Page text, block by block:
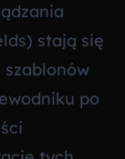
stają się
po